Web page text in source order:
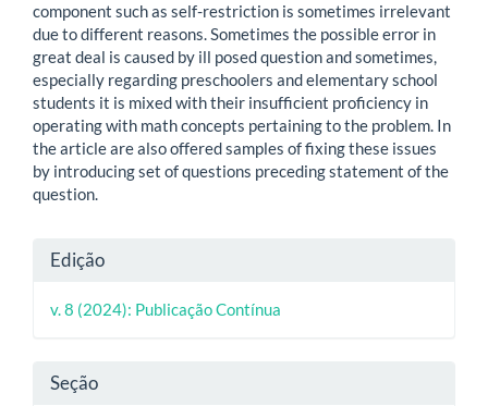
component such as self-restriction is sometimes irrelevant
due to different reasons. Sometimes the possible error in
great deal is caused by ill posed question and sometimes,
especially regarding preschoolers and elementary school
students it is mixed with their insufficient proficiency in
operating with math concepts pertaining to the problem. In
the article are also offered samples of fixing these issues
by introducing set of questions preceding statement of the
question.
Detalhes
do
Edição
v. 8 (2024): Publicação Contínua
Seção